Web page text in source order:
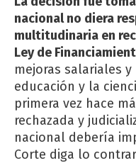
nacional no diera
multitudinaria en
Ley de
mejoras salariales
educación y la
primera vez hace
rechazada y
nacional debería
Corte diga lo